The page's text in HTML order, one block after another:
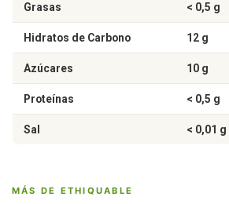
Grasas < 0,5 g
Hidratos de Carbono 12 g
Azúcares 10 g
Proteínas < 0,5 g
Sal < 0,01 g
MÁS DE ETHIQUABLE